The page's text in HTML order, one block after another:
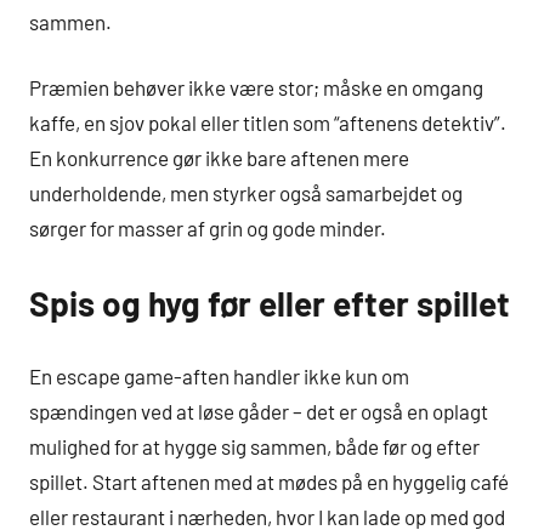
sammen.
Præmien behøver ikke være stor; måske en omgang
kaffe, en sjov pokal eller titlen som “aftenens detektiv”.
En konkurrence gør ikke bare aftenen mere
underholdende, men styrker også samarbejdet og
sørger for masser af grin og gode minder.
Spis og hyg før eller efter spillet
En escape game-aften handler ikke kun om
spændingen ved at løse gåder – det er også en oplagt
mulighed for at hygge sig sammen, både før og efter
spillet. Start aftenen med at mødes på en hyggelig café
eller restaurant i nærheden, hvor I kan lade op med god